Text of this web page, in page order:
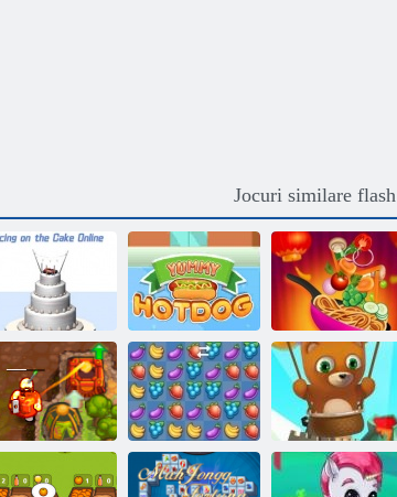
Jocuri similare flash
Gheață pe tort
online
Hotdog delicios
Gătit rulouri de
primăvară